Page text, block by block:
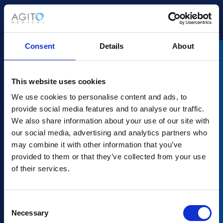
Consent Details About
This website uses cookies
We use cookies to personalise content and ads, to
provide social media features and to analyse our traffic.
We also share information about your use of our site with
our social media, advertising and analytics partners who
may combine it with other information that you’ve
provided to them or that they’ve collected from your use
of their services.
Selection
Necessary
kann sie anderen Käufern empfehlen!
Bildgebende Teile werden
schnell geliefert
Schneller Zugriff auf alle neuen und
qualitätsgesicherten gebrauchten Bildgebungsteile
von Philips, Siemens, GE und Canon/Toshiba